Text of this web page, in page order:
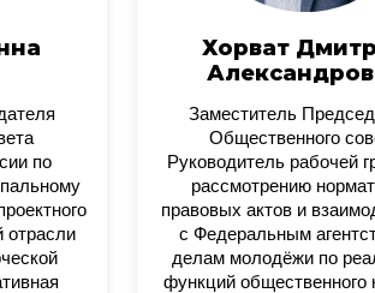
по
отрасли
Хорват
Заместитель
Общественного
Руководитель рабочей
рассмотрению
правовых актов и
с Федеральным
делам молодёжи по
функций общественного